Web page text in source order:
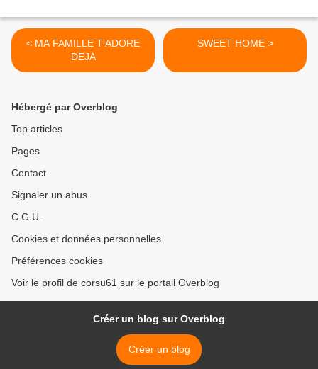
< MA FAMILLE T'ADORE
DEJA
SWEET HOME >
Hébergé par Overblog
Top articles
Pages
Contact
Signaler un abus
C.G.U.
Cookies et données personnelles
Préférences cookies
Voir le profil de corsu61 sur le portail Overblog
Créer un blog sur Overblog
Créer un blog